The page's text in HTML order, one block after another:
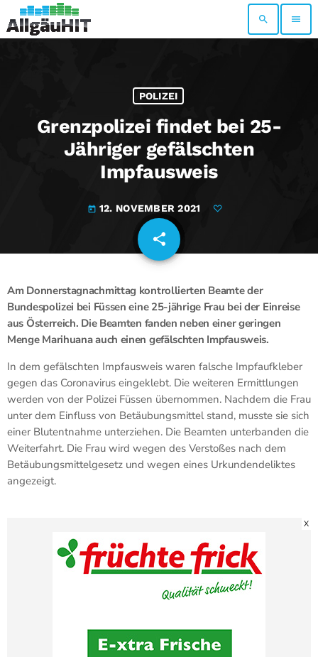
search menu
POLIZEI
Grenzpolizei findet bei 25-
Jähriger gefälschten
Impfausweis
today 12. NOVEMBER 2021
share
email
Am Donnerstagnachmittag kontrollierten Beamte der
Bundespolizei bei Füssen eine 25-jährige Frau bei der Einreise
aus Österreich. Die Beamten fanden neben einer geringen
Menge Marihuana auch einen gefälschten Impfausweis.
In dem gefälschten Impfausweis waren falsche Impfaufkleber
gegen das Coronavirus eingeklebt. Die weiteren Ermittlungen
werden von der Polizei Füssen übernommen. Nachdem die Frau
unter dem Einfluss von Betäubungsmittel stand, musste sie sich
einer Blutentnahme unterziehen. Die Beamten unterbanden die
Weiterfahrt. Die Frau wird wegen des Verstoßes nach dem
Betäubungsmittelgesetz und wegen eines Urkundendeliktes
angezeigt.
X